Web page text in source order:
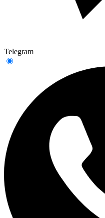
Telegram